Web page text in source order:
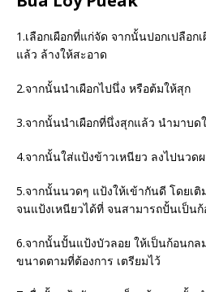
1.เลือกเผือกที่แก่จัด จากนั้นปอกเปลือ
แล้ว ล้างให้สะอาด
2.จากนั้นนำเผือกไปนึ่ง หรือต้มให้สุก
3.จากนั้นนำเผือกที่นึ่งสุกแล้ว นำมาบด
4.จากนั้นใส่แป้งข้าวเหนียว ลงไปนวด
5.จากนั้นนวดๆ แป้งให้เข้ากันดี โดยเ
จนแป้งเหนียวได้ที่ จนสามารถปั้นเป็น
6.จากนั้นปั้นแป้งบัวลอย ให้เป็นก้อนกล
ขนาดตามที่ต้องการ เตรียมไว้